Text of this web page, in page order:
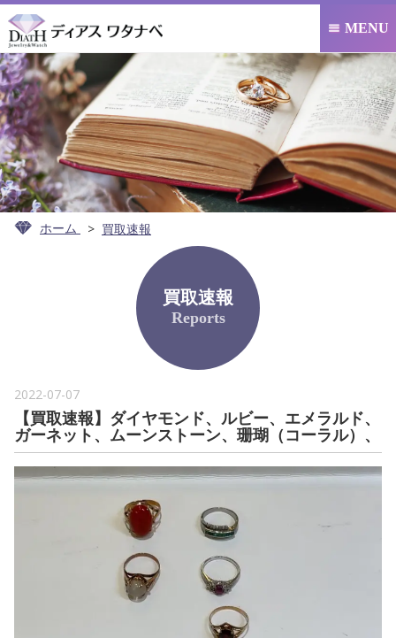
 MENU
ホーム 買取速報
買取速報
Reports
2022-07-07
【買取速報】ダイヤモンド、ルビー、エメラルド、
ガーネット、ムーンストーン、珊瑚（コーラル）、